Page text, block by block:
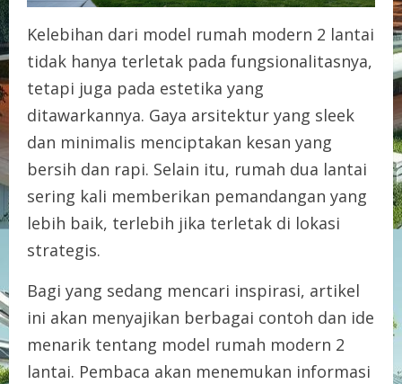
Kelebihan dari model rumah modern 2 lantai
tidak hanya terletak pada fungsionalitasnya,
tetapi juga pada estetika yang
ditawarkannya. Gaya arsitektur yang sleek
dan minimalis menciptakan kesan yang
bersih dan rapi. Selain itu, rumah dua lantai
sering kali memberikan pemandangan yang
lebih baik, terlebih jika terletak di lokasi
strategis.
Bagi yang sedang mencari inspirasi, artikel
ini akan menyajikan berbagai contoh dan ide
menarik tentang model rumah modern 2
lantai. Pembaca akan menemukan informasi